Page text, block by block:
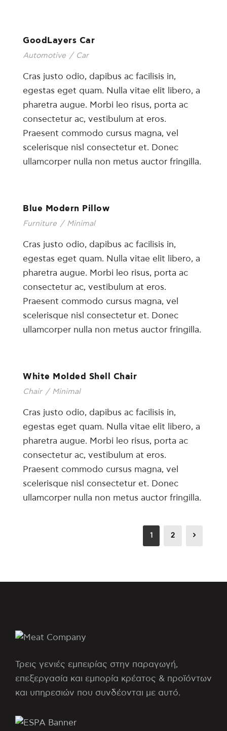
GoodLayers Car
Automotive / Car
Cras justo odio, dapibus ac facilisis in,
egestas eget quam. Nulla vitae elit libero, a
pharetra augue. Morbi leo risus, porta ac
consectetur ac, vestibulum at eros.
Praesent commodo cursus magna, vel
scelerisque nisl consectetur et. Donec
ullamcorper nulla non metus auctor fringilla.
Blue Modern Pillow
Furniture / Minimal
Cras justo odio, dapibus ac facilisis in,
egestas eget quam. Nulla vitae elit libero, a
pharetra augue. Morbi leo risus, porta ac
consectetur ac, vestibulum at eros.
Praesent commodo cursus magna, vel
scelerisque nisl consectetur et. Donec
ullamcorper nulla non metus auctor fringilla.
White Molded Shell Chair
Chair / Minimal
Cras justo odio, dapibus ac facilisis in,
egestas eget quam. Nulla vitae elit libero, a
pharetra augue. Morbi leo risus, porta ac
consectetur ac, vestibulum at eros.
Praesent commodo cursus magna, vel
scelerisque nisl consectetur et. Donec
ullamcorper nulla non metus auctor fringilla.
1 2
Τρεις γενιές εμπειρίας στην παραγωγή,
επεξεργασία και εμπορία κρέατος & προϊόντων
και υπηρεσιών που συνδέονται με αυτό.